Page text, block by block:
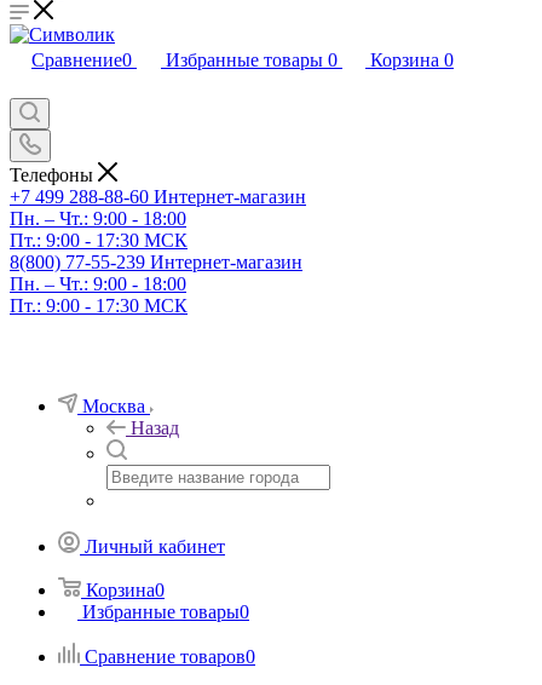
Сравнение0 Избранные товары 0 Корзина 0
Телефоны
+7 499 288-88-60 Интернет-магазин
Пн. – Чт.: 9:00 - 18:00
Пт.: 9:00 - 17:30 МСК
8(800) 77-55-239 Интернет-магазин
Пн. – Чт.: 9:00 - 18:00
Пт.: 9:00 - 17:30 МСК
Москва
Назад
Личный кабинет
Корзина0
Избранные товары0
Сравнение товаров0